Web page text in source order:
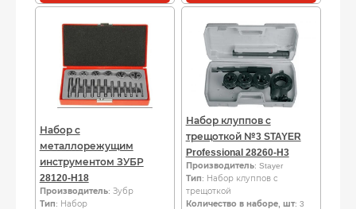
Набор с
металлорежущим
инструментом ЗУБР
28120-H18
Производитель: Зубр
Тип: Набор
Набор клуппов с
трещоткой №3 STAYER
Professional 28260-H3
Производитель: Stayer
Тип: Набор клуппов с
трещоткой
Количество в наборе, шт: 3